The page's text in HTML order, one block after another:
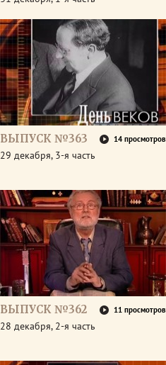
ВЫПУСК №363 14 просмотров
29 декабря, 3-я часть
ВЫПУСК №362 11 просмотров
28 декабря, 2-я часть